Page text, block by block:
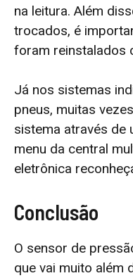
na leitura. Além
trocados, é
foram reinstalados
Já nos sistemas
pneus, muitas
sistema através de
menu da central
eletrônica
Conclusão
O sensor de
que vai muito além